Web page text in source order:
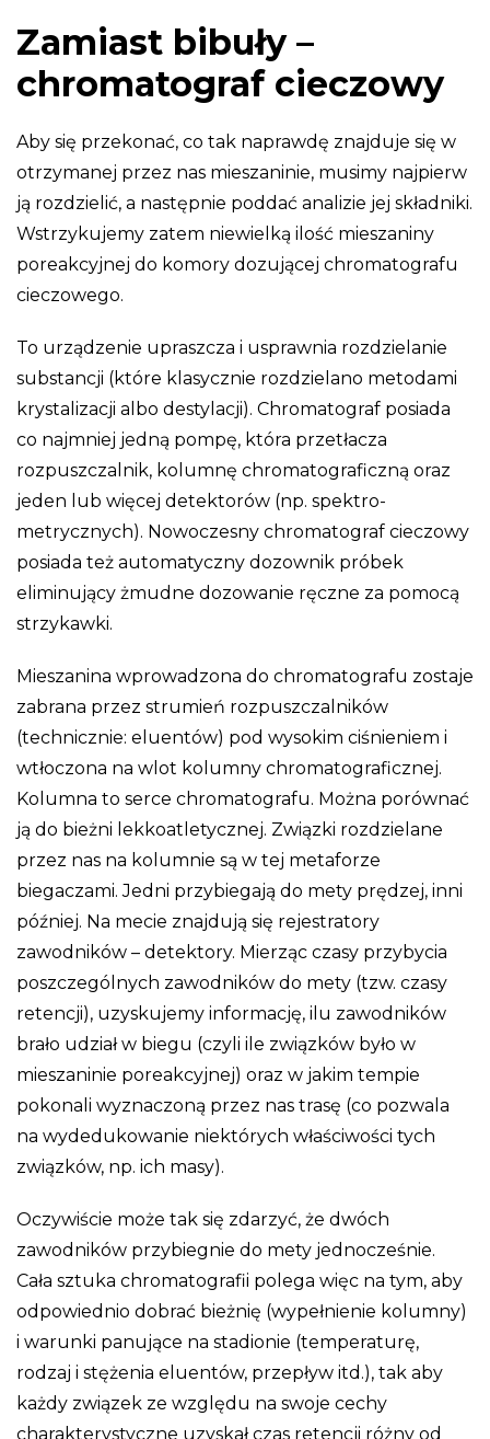
Zamiast bibuły –
chromatograf cieczowy
Aby się przekonać, co tak naprawdę znajduje się w
otrzymanej przez nas mieszaninie, musimy najpierw
ją rozdzielić, a następnie poddać analizie jej składniki.
Wstrzykujemy zatem niewielką ilość mieszaniny
poreakcyjnej do komory dozującej chromatografu
cieczowego.
To urządzenie upraszcza i usprawnia rozdzielanie
substancji (które klasycznie rozdzielano metodami
krystalizacji albo destylacji). Chromatograf posiada
co najmniej jedną pompę, która przetłacza
rozpuszczalnik, kolumnę chromatograficzną oraz
jeden lub więcej detektorów (np. spektro-
metrycznych). Nowoczesny chromatograf cieczowy
posiada też automatyczny dozownik próbek
eliminujący żmudne dozowanie ręczne za pomocą
strzykawki.
Mieszanina wprowadzona do chromatografu zostaje
zabrana przez strumień rozpuszczalników
(technicznie: eluentów) pod wysokim ciśnieniem i
wtłoczona na wlot kolumny chromatograficznej.
Kolumna to serce chromatografu. Można porównać
ją do bieżni lekkoatletycznej. Związki rozdzielane
przez nas na kolumnie są w tej metaforze
biegaczami. Jedni przybiegają do mety prędzej, inni
później. Na mecie znajdują się rejestratory
zawodników – detektory. Mierząc czasy przybycia
poszczególnych zawodników do mety (tzw. czasy
retencji), uzyskujemy informację, ilu zawodników
brało udział w biegu (czyli ile związków było w
mieszaninie poreakcyjnej) oraz w jakim tempie
pokonali wyznaczoną przez nas trasę (co pozwala
na wydedukowanie niektórych właściwości tych
związków, np. ich masy).
Oczywiście może tak się zdarzyć, że dwóch
zawodników przybiegnie do mety jednocześnie.
Cała sztuka chromatografii polega więc na tym, aby
odpowiednio dobrać bieżnię (wypełnienie kolumny)
i warunki panujące na stadionie (temperaturę,
rodzaj i stężenia eluentów, przepływ itd.), tak aby
każdy związek ze względu na swoje cechy
charakterystyczne uzyskał czas retencji różny od